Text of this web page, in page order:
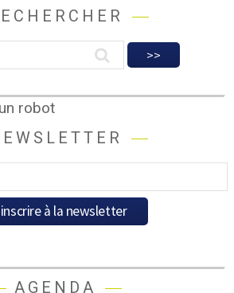
robot
AGENDA